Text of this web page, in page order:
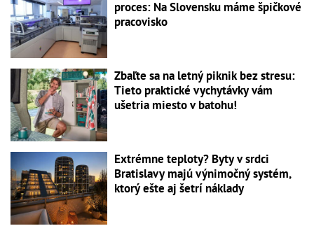
proces: Na Slovensku máme špičkové
pracovisko
Zbaľte sa na letný piknik bez stresu:
Tieto praktické vychytávky vám
ušetria miesto v batohu!
Extrémne teploty? Byty v srdci
Bratislavy majú výnimočný systém,
ktorý ešte aj šetrí náklady